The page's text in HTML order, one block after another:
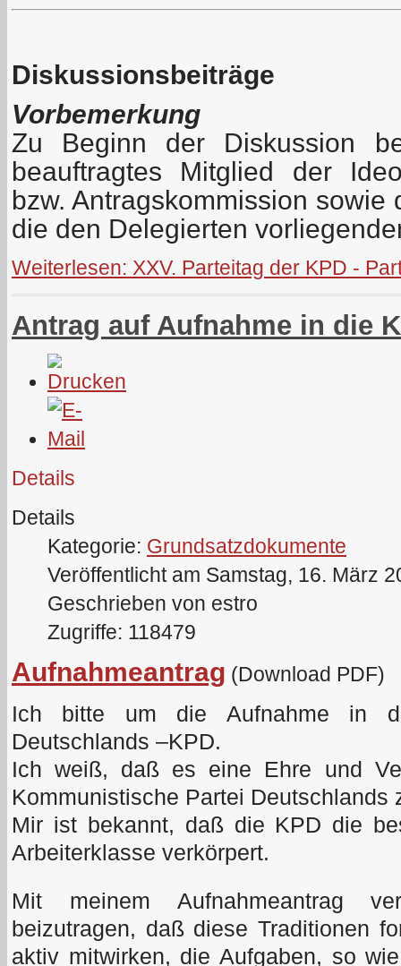
Diskussionsbeiträge
Vorbemerkung
Zu Beginn der Diskussion
beauftragtes Mitglied der
bzw. Antragskommission
die den Delegierten
Weiterlesen: XXV. Parteitag der KPD -
Antrag auf Aufnahme in die
Details
Details
Kategorie: Grundsatzdokumente
Veröffentlicht am Samstag, 16. März
Geschrieben von estro
Zugriffe: 118479
Aufnahmeantrag (Download PDF)
Ich bitte um die Aufnahme in
Deutschlands –KPD.
Ich weiß, daß es eine Ehre und
Kommunistische Partei Deutschlands
Mir ist bekannt, daß die KPD die
Arbeiterklasse verkörpert.
Mit meinem Aufnahmeantrag
beizutragen, daß diese Traditionen
aktiv mitwirken, die Aufgaben, so